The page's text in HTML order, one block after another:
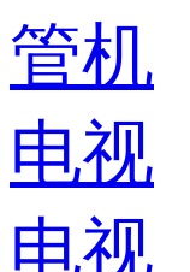
管机
电视
电视